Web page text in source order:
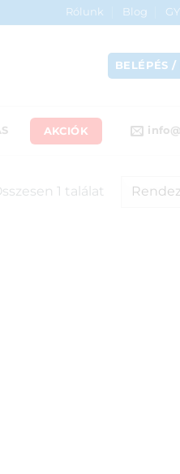
Rólunk Blog
BELÉPÉS /
AKCIÓK
1 találat